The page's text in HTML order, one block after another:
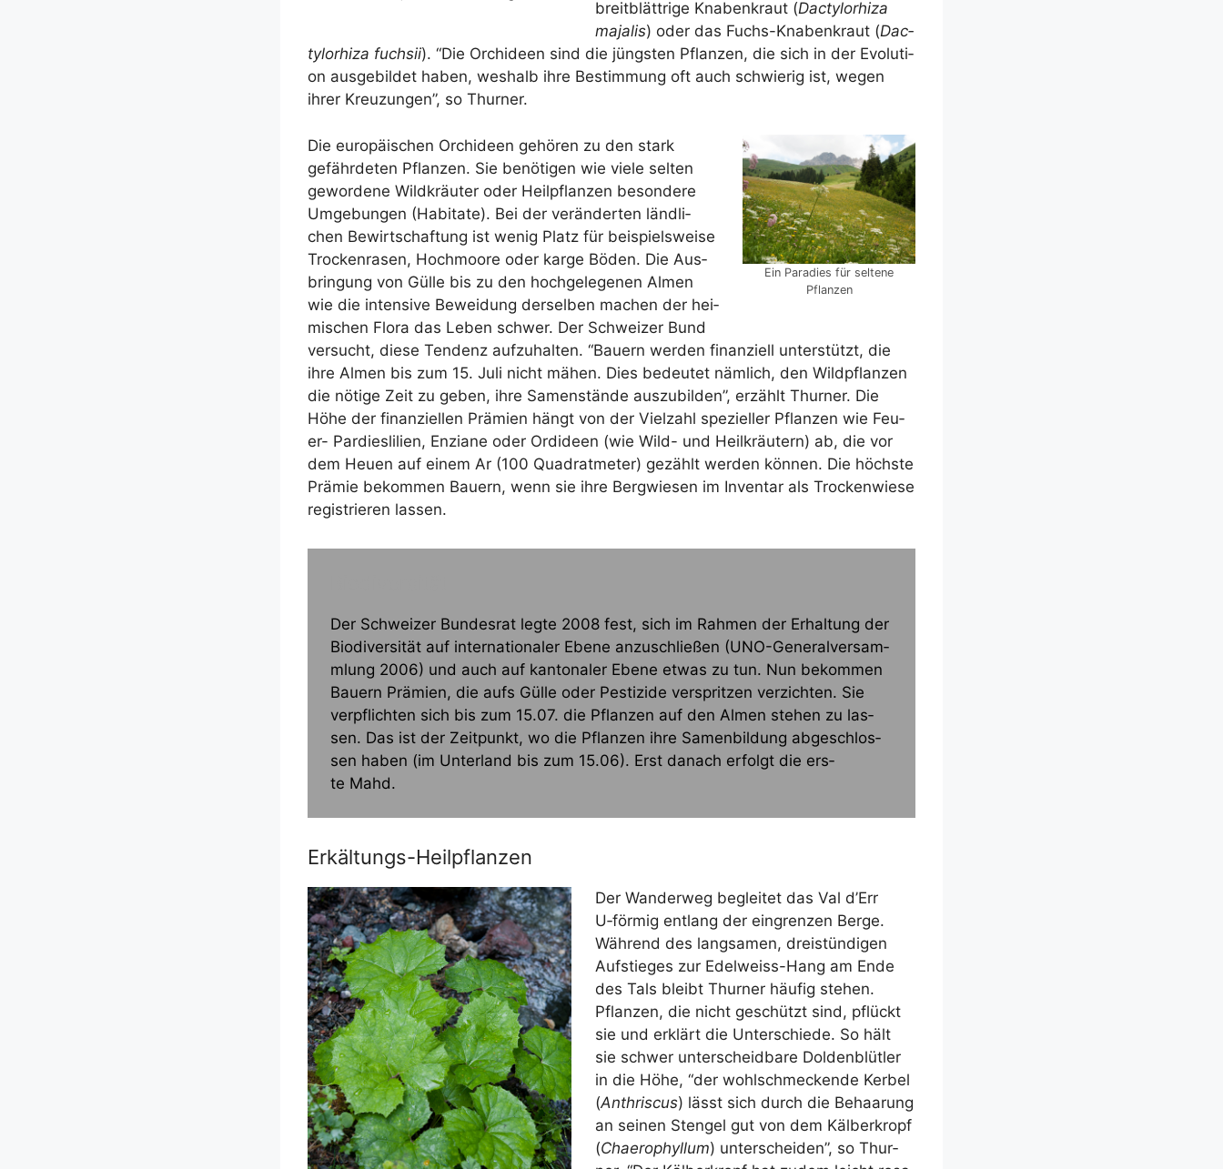
breit­blätt­ri­ge Kna­ben­kraut (Dac­ty­lor­hi­za
maja­lis) oder das Fuchs-Kna­ben­kraut (Dac­
ty­lor­hi­za fuch­sii). “Die Orchi­deen sind die jüngs­ten Pflan­zen, die sich in der Evo­lu­ti­
on aus­ge­bil­det haben, wes­halb ihre Bestim­mung oft auch schwie­rig ist, wegen
ihrer Kreu­zun­gen”, so Thurner.
Ein Para­dies für sel­te­ne
Pflanzen
Die euro­päi­schen Orchi­deen gehö­ren zu den stark
gefähr­de­ten Pflan­zen. Sie benö­ti­gen wie vie­le sel­ten
gewor­de­ne Wild­kräu­ter oder Heil­pflan­zen beson­de­re
Umge­bun­gen (Habi­ta­te). Bei der ver­än­der­ten länd­li­
chen Bewirt­schaf­tung ist wenig Platz für bei­spiels­wei­se
Tro­cken­ra­sen, Hoch­moo­re oder kar­ge Böden. Die Aus­
brin­gung von Gül­le bis zu den hoch­ge­le­ge­nen Almen
wie die inten­si­ve Bewei­dung der­sel­ben machen der hei­
mi­schen Flo­ra das Leben schwer. Der Schwei­zer Bund
ver­sucht, die­se Ten­denz auf­zu­hal­ten. “Bau­ern wer­den finan­zi­ell unter­stützt, die
ihre Almen bis zum 15. Juli nicht mähen. Dies bedeu­tet näm­lich, den Wild­pflan­zen
die nöti­ge Zeit zu geben, ihre Samen­stän­de aus­zu­bil­den”, erzählt Thur­ner. Die
Höhe der finan­zi­el­len Prä­mi­en hängt von der Viel­zahl spe­zi­el­ler Pflan­zen wie Feu­
er- Par­dies­li­li­en, Enzia­ne oder Ord­ideen (wie Wild- und Heil­kräu­tern) ab, die vor
dem Heu­en auf einem Ar (100 Qua­drat­me­ter) gezählt wer­den kön­nen. Die höchs­te
Prä­mie bekom­men Bau­ern, wenn sie ihre Berg­wie­sen im Inven­tar als Tro­cken­wie­se
regis­trie­ren lassen.
Der Schwei­zer Bun­des­rat leg­te 2008 fest, sich im Rah­men der Erhal­tung der
Bio­di­ver­si­tät auf inter­na­tio­na­ler Ebe­ne anzu­schlie­ßen (UNO-Gene­ral­­ver­­­sam­
m­­lung 2006) und auch auf kan­to­na­ler Ebe­ne etwas zu tun. Nun bekom­men
Bau­ern Prä­mi­en, die aufs Gül­le oder Pes­ti­zi­de ver­sprit­zen ver­zich­ten. Sie
ver­pflich­ten sich bis zum 15.07. die Pflan­zen auf den Almen ste­hen zu las­
sen. Das ist der Zeit­punkt, wo die Pflan­zen ihre Samen­bil­dung abge­schlos­
sen haben (im Unter­land bis zum 15.06). Erst danach erfolgt die ers­
te Mahd.
Erkältungs-Heilpflanzen
Der Wan­der­weg beglei­tet das Val d’Err
U‑förmig ent­lang der ein­gren­zen Ber­ge.
Wäh­rend des lang­sa­men, drei­stün­di­gen
Auf­stie­ges zur Edel­weiss-Hang am Ende
des Tals bleibt Thur­ner häu­fig ste­hen.
Pflan­zen, die nicht geschützt sind, pflückt
sie und erklärt die Unter­schie­de. So hält
sie schwer unter­scheid­ba­re Dol­den­blüt­ler
in die Höhe, “der wohl­schme­cken­de Ker­bel
(Anth­ris­cus) lässt sich durch die Behaa­rung
an sei­nen Sten­gel gut von dem Käl­ber­kropf
(Chaero­phyl­lum) unter­schei­den”, so Thur­